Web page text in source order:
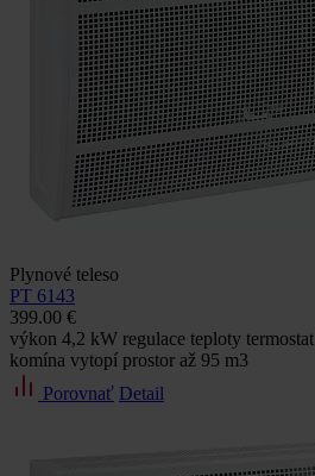
Plynové teleso
PT 6143
399.00 €
výkon 4,2 kW regulace teploty
komína vytopí prostor až 95 m3
Porovnať Detail